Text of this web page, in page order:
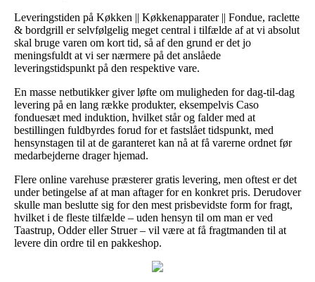
Leveringstiden på Køkken || Køkkenapparater || Fondue, raclette
& bordgrill er selvfølgelig meget central i tilfælde af at vi absolut
skal bruge varen om kort tid, så af den grund er det jo
meningsfuldt at vi ser nærmere på det anslåede
leveringstidspunkt på den respektive vare.
En masse netbutikker giver løfte om muligheden for dag-til-dag
levering på en lang række produkter, eksempelvis Caso
fonduesæt med induktion, hvilket står og falder med at
bestillingen fuldbyrdes forud for et fastslået tidspunkt, med
hensynstagen til at de garanteret kan nå at få varerne ordnet før
medarbejderne drager hjemad.
Flere online varehuse præsterer gratis levering, men oftest er det
under betingelse af at man aftager for en konkret pris. Derudover
skulle man beslutte sig for den mest prisbevidste form for fragt,
hvilket i de fleste tilfælde – uden hensyn til om man er ved
Taastrup, Odder eller Struer – vil være at få fragtmanden til at
levere din ordre til en pakkeshop.